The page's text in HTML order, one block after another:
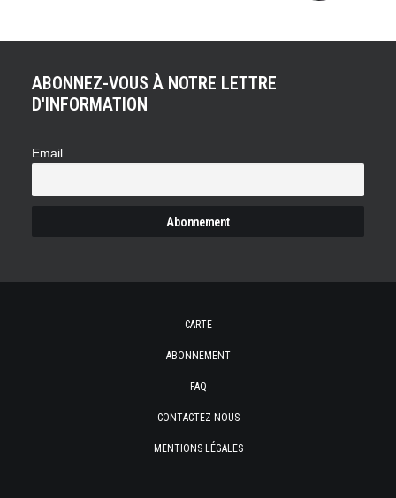
ABONNEZ-VOUS À NOTRE LETTRE
D'INFORMATION
Email
CARTE
ABONNEMENT
FAQ
CONTACTEZ-NOUS
MENTIONS LÉGALES